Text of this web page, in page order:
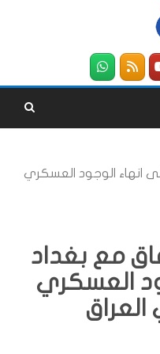
انهاء الوجود العسكري
مع بغداد
العسكري